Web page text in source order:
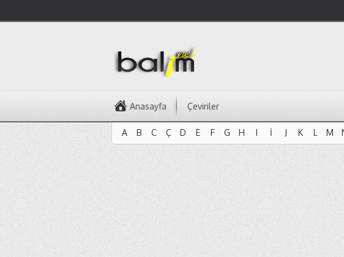
Anasayfa Çeviriler
A B C Ç D E F G H I İ J K L M
A
B C Ç D E F G H I İ J K L M